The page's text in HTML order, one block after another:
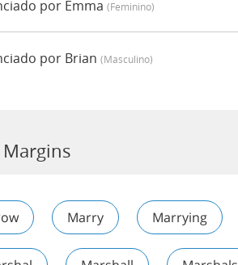
por Emma (feminino)
por Brian (masculino)
Marry Marrying